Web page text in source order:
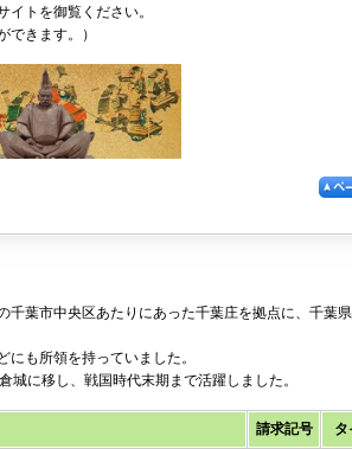
トを御覧ください。
できます。）
葉市中央区あたりにあった千葉庄を拠点に、千葉
も所領を持っていました。
に移し、戦国時代末期まで活躍しました。
請求記号 タ